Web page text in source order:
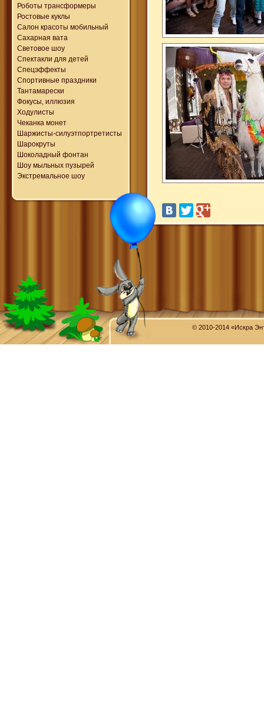
Роботы трансформеры
Ростовые куклы
Салон красоты мобильный
Сахарная вата
Световое шоу
Спектакли для детей
Спецэффекты
Спортивные праздники
Тантамарески
Фокусы, иллюзия
Ходулисты
Чеканка монет
Шаржисты-силуэтпортретисты
Шарокруты
Шоколадный фонтан
Шоу мыльных пузырей
Экстремальное шоу
© 2010-2014 «Искра